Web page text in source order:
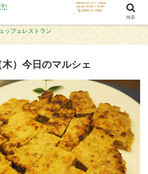
ッフェレストラン
木）今日のマルシェ
検索